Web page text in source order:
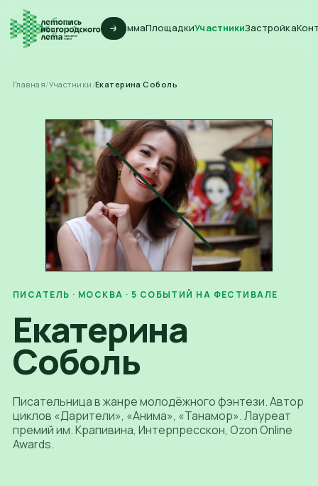
ПрограммаПлощадкиУчастникиЗастройка
Главная/Участники /Екатерина Соболь
ПИСАТЕЛЬ · МОСКВА · 5 СОБЫТИЙ НА ФЕСТИВАЛЕ
Екатерина
Соболь
Писательница в жанре молодёжного фэнтези. Автор
циклов «Дарители», «Анима», «Танамор». Лауреат
премий им. Крапивина, Интерпресскон, Ozon Online
Awards.